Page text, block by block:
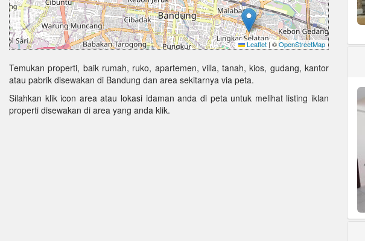
Leaflet | ©OpenStreetMap
Temukan properti, baik rumah, ruko, apartemen, villa, tanah, kios, gudang, kantor
atau pabrik disewakan di Bandung dan area sekitarnya via peta.
Silahkan klik icon area atau lokasi idaman anda di peta untuk melihat listing iklan
properti disewakan di area yang anda klik.